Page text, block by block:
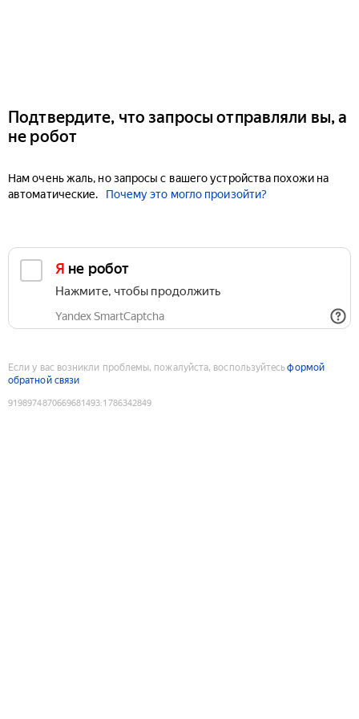
Подтвердите, что запросы отправляли вы, а
не робот
Нам очень жаль, но запросы с вашего устройства похожи на
автоматические.
Почему это могло произойти?
Я не робот
Нажмите, чтобы продолжить
Yandex SmartCaptcha
Если у вас возникли проблемы, пожалуйста, воспользуйтесьформой
обратной связи
9198974870669681493:1786342849